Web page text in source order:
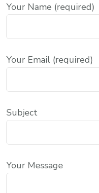
Your Name (required)
Your Email (required)
Subject
Your Message